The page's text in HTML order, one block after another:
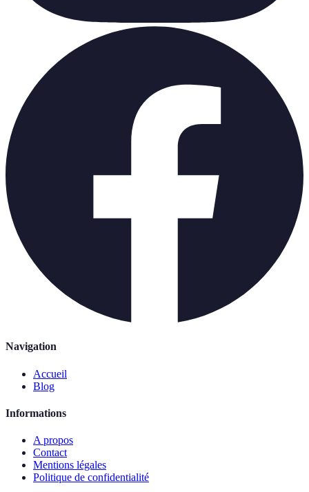
Navigation
Accueil
Blog
Informations
A propos
Contact
Mentions légales
Politique de confidentialité